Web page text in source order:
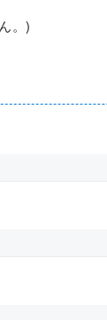
。)